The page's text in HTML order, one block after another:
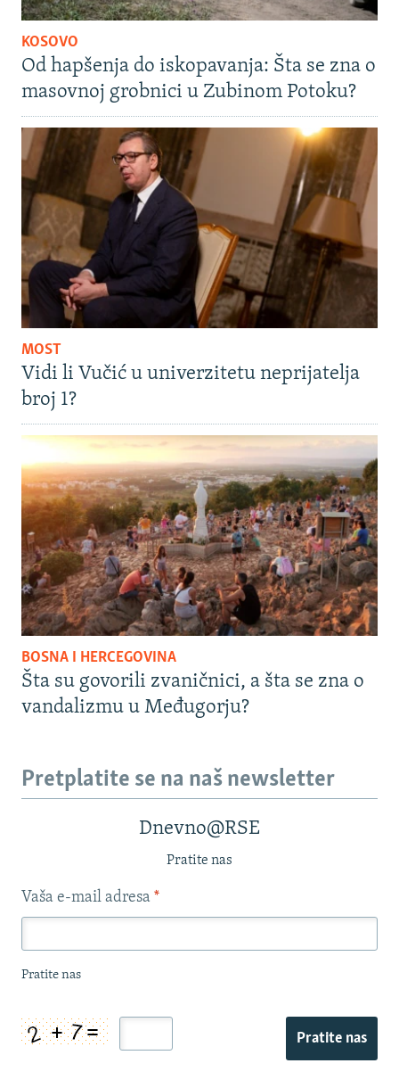
KOSOVO
Od hapšenja do iskopavanja: Šta se zna o
masovnoj grobnici u Zubinom Potoku?
MOST
Vidi li Vučić u univerzitetu neprijatelja
broj 1?
BOSNA I HERCEGOVINA
Šta su govorili zvaničnici, a šta se zna o
vandalizmu u Međugorju?
Pretplatite se na naš newsletter
Dnevno@RSE
Pratite nas
Vaša e-mail adresa *
Pratite nas
Pratite nas